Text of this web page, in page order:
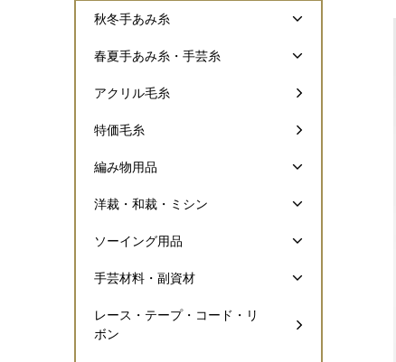
秋冬手あみ糸
春夏手あみ糸・手芸糸
アクリル毛糸
特価毛糸
編み物用品
洋裁・和裁・ミシン
ソーイング用品
手芸材料・副資材
レース・テープ・コード・リ
ボン